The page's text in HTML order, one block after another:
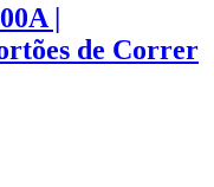
|
de Correr